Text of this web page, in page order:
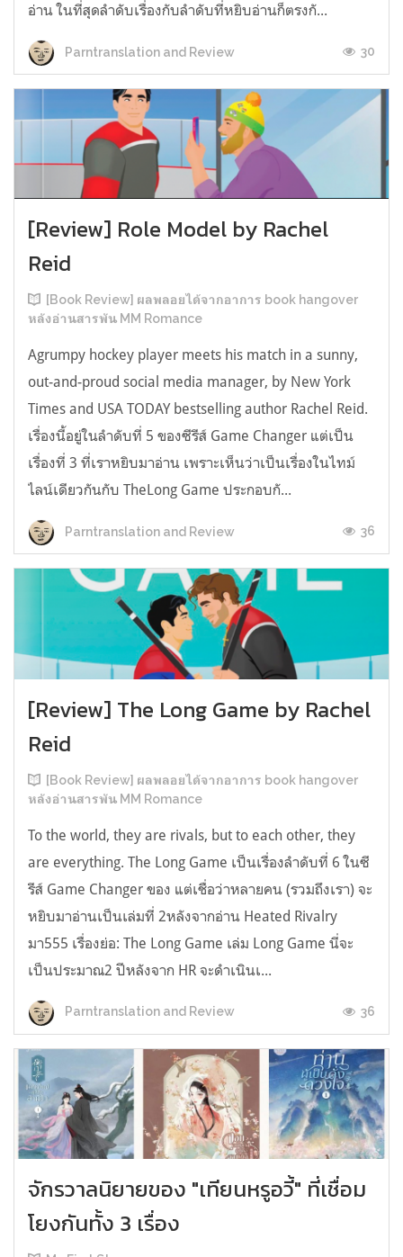
อ่าน ในที่สุดลำดับเรื่องกับลำดับที่หยิบอ่านก็ตรงกั...
Parntranslation and Review 30
[Review] Role Model by Rachel
Reid
[Book Review] ผลพลอยได้จากอาการ book hangover
หลังอ่านสารพัน MM Romance
Agrumpy hockey player meets his match in a sunny,
out-and-proud social media manager, by New York
Times and USA TODAY bestselling author Rachel Reid.
เรื่องนี้อยู่ในลำดับที่ 5 ของซีรีส์ Game Changer แต่เป็น
เรื่องที่ 3 ที่เราหยิบมาอ่าน เพราะเห็นว่าเป็นเรื่องในไทม์
ไลน์เดียวกันกับ TheLong Game ประกอบกั...
Parntranslation and Review 36
[Review] The Long Game by Rachel
Reid
[Book Review] ผลพลอยได้จากอาการ book hangover
หลังอ่านสารพัน MM Romance
To the world, they are rivals, but to each other, they
are everything. The Long Game เป็นเรื่องลำดับที่ 6 ในซี
รีส์ Game Changer ของ แต่เชื่อว่าหลายคน (รวมถึงเรา) จะ
หยิบมาอ่านเป็นเล่มที่ 2หลังจากอ่าน Heated Rivalry
มา555 เรื่องย่อ: The Long Game เล่ม Long Game นี่จะ
เป็นประมาณ2 ปีหลังจาก HR จะดำเนินเ...
Parntranslation and Review 36
จักรวาลนิยายของ "เทียนหรูอวี้" ที่เชื่อม
โยงกันทั้ง 3 เรื่อง